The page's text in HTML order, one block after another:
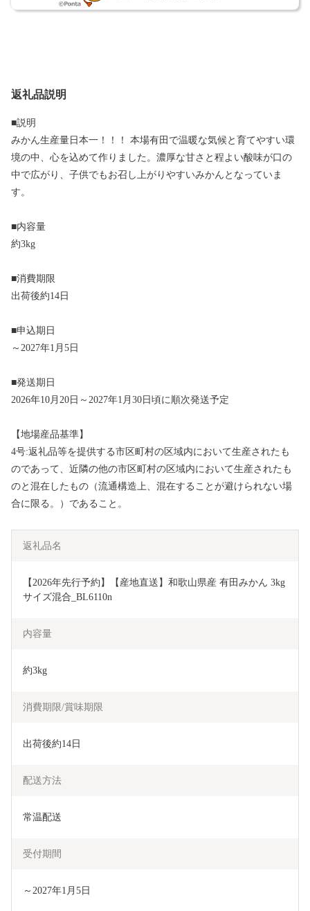
返礼品説明
■説明
みかん生産量日本一！！！ 本場有田で温暖な気候と育てやすい環
境の中、心を込めて作りました。濃厚な甘さと程よい酸味が口の
中で広がり、子供でもお召し上がりやすいみかんとなっていま
す。
■内容量
約3kg
■消費期限
出荷後約14日
■申込期日
～2027年1月5日
■発送期日
2026年10月20日～2027年1月30日頃に順次発送予定
【地場産品基準】
4号:返礼品等を提供する市区町村の区域内において生産されたも
のであって、近隣の他の市区町村の区域内において生産されたも
のと混在したもの（流通構造上、混在することが避けられない場
合に限る。）であること。
返礼品名
【2026年先行予約】【産地直送】和歌山県産 有田みかん 3kg
サイズ混合_BL6110n
内容量
約3kg
消費期限/賞味期限
出荷後約14日
配送方法
常温配送
受付期間
～2027年1月5日